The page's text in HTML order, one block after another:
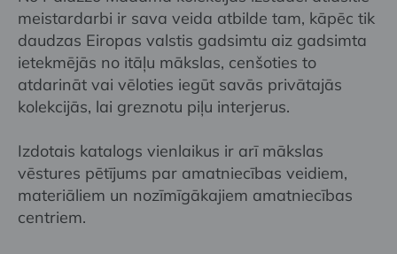
meistardarbi ir sava veida atbilde tam, kāpēc tik
daudzas Eiropas valstis gadsimtu aiz gadsimta
ietekmējās no itāļu mākslas, cenšoties to
atdarināt vai vēloties iegūt savās privātajās
kolekcijās, lai greznotu piļu interjerus.
Izdotais katalogs vienlaikus ir arī mākslas
vēstures pētījums par amatniecības veidiem,
materiāliem un nozīmīgākajiem amatniecības
centriem.